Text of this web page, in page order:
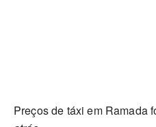
Preços de táxi em Ramada